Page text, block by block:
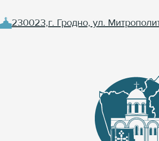
230023,г. Гродно, ул.